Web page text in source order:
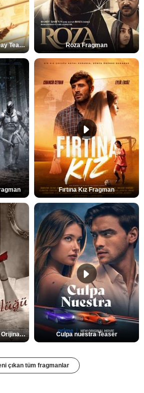
Spider-Man: Brand New Day Teaser Roza Fragman
Fırtına Kız Fragman
Bir Kadının Seks Günlüğü Orijinal Fragman Culpa nuestra Teaser
çıkan tüm fragmanlar